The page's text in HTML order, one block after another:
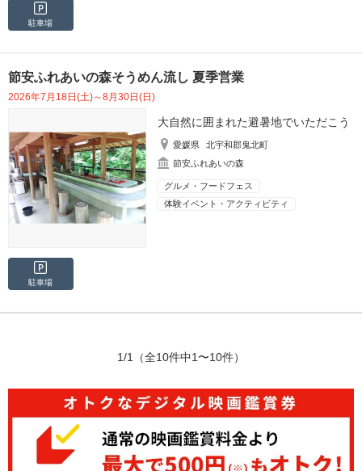
駐車場
節安ふれあいの森そうめん流し 夏季営業
2026年7月18日(土)～8月30日(日)
大自然に囲まれた避暑地でいただこう
愛媛県
北宇和郡鬼北町
節安ふれあいの森
グルメ・フードフェス
体験イベント・アクティビティ
駐車場
1/1 （全10件中1〜10件）